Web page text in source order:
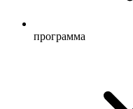
программа